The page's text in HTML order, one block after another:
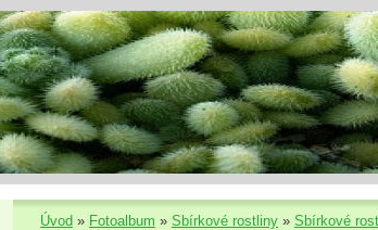
Úvod » Fotoalbum » Sbírkové rostliny » Sbírkové